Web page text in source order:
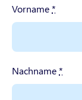
Vorname*
Nachname*